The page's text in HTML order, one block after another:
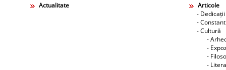
Actualitate
Articole
- Dedicații
-
- Cultură
-
-
-
-